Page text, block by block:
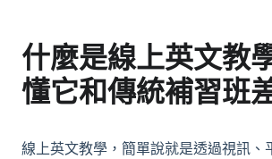
什麼是線上英文教
懂它和傳統補習班
線上英文教學，簡單說就是透過視訊、